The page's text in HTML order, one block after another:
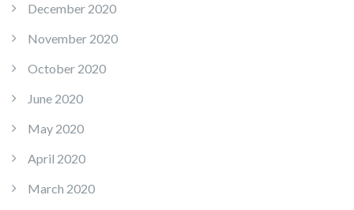
December 2020
November 2020
October 2020
June 2020
May 2020
April 2020
March 2020